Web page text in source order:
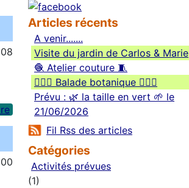
Articles récents
A venir.......
Visite du jardin de Carlos & Marie
🧶 Atelier couture 🧵
🚶🏻‍♀️ Balade botanique 🚶🏻‍♂️
Prévu : 🌿 la taille en vert 🌱 le
21/06/2026
Fil Rss des articles
Catégories
Activités prévues
(1)